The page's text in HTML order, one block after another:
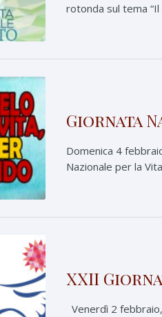
rotonda sul tema
Giornata
Domenica 4
Nazionale per la
XXII
Venerdì 2